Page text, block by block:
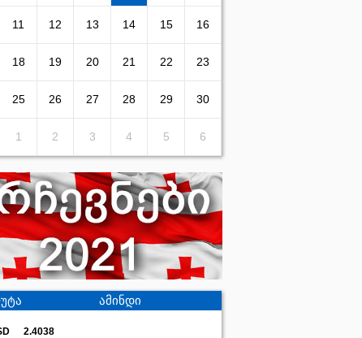
11 12 13 14 15 16
18 19 20 21 22 23
25 26 27 28 29 30
1 2 3 4 5 6
ამინდი
2.4038